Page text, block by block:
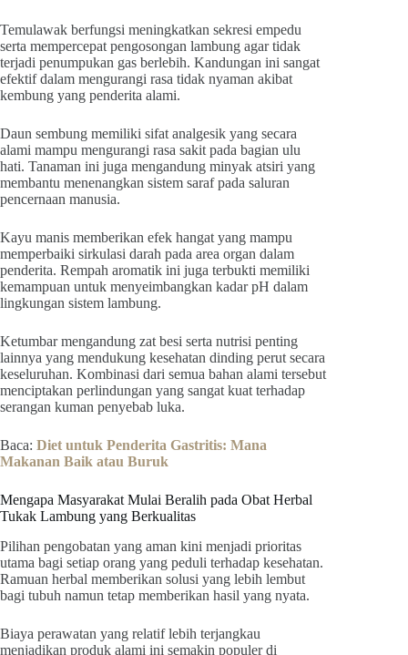
Temulawak berfungsi meningkatkan sekresi empedu
serta mempercepat pengosongan lambung agar tidak
terjadi penumpukan gas berlebih. Kandungan ini sangat
efektif dalam mengurangi rasa tidak nyaman akibat
kembung yang penderita alami.
Daun sembung memiliki sifat analgesik yang secara
alami mampu mengurangi rasa sakit pada bagian ulu
hati. Tanaman ini juga mengandung minyak atsiri yang
membantu menenangkan sistem saraf pada saluran
pencernaan manusia.
Kayu manis memberikan efek hangat yang mampu
memperbaiki sirkulasi darah pada area organ dalam
penderita. Rempah aromatik ini juga terbukti memiliki
kemampuan untuk menyeimbangkan kadar pH dalam
lingkungan sistem lambung.
Ketumbar mengandung zat besi serta nutrisi penting
lainnya yang mendukung kesehatan dinding perut secara
keseluruhan. Kombinasi dari semua bahan alami tersebut
menciptakan perlindungan yang sangat kuat terhadap
serangan kuman penyebab luka.
Baca: Diet untuk Penderita Gastritis: Mana
Makanan Baik atau Buruk
Mengapa Masyarakat Mulai Beralih pada Obat Herbal
Tukak Lambung yang Berkualitas
Pilihan pengobatan yang aman kini menjadi prioritas
utama bagi setiap orang yang peduli terhadap kesehatan.
Ramuan herbal memberikan solusi yang lebih lembut
bagi tubuh namun tetap memberikan hasil yang nyata.
Biaya perawatan yang relatif lebih terjangkau
menjadikan produk alami ini semakin populer di